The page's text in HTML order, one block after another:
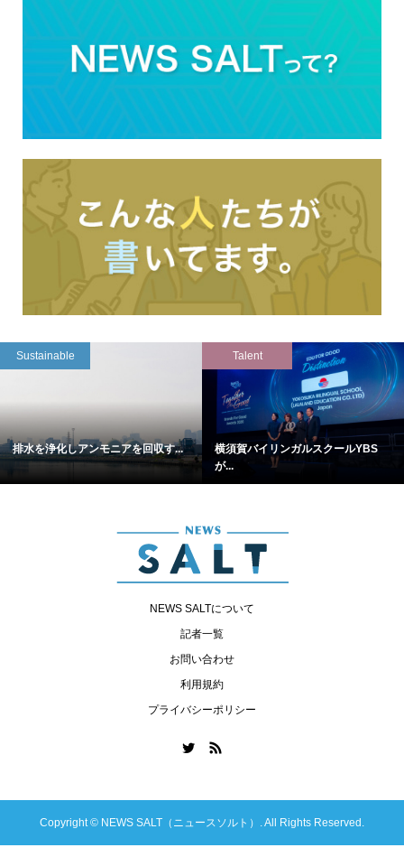
Sustainable
排水を浄化しアンモニアを回収す...
Talent
横須賀バイリンガルスクールYBS
が...
NEWS SALTについて
記者一覧
お問い合わせ
利用規約
プライバシーポリシー
Copyright © NEWS SALT（ニュースソルト）. All Rights Reserved.